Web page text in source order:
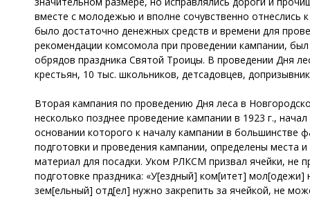
вместе с молодежью и вполне сочувственно отнеслись
было достаточно денежных средств и времени для
рекомендации комсомола при проведении кампании,
обрядов праздника Святой Троицы. В проведении Дня
крестьян, 10 тыс. школьников, детсадовцев,
Вторая кампания по проведению Дня леса в
несколько позднее проведение кампании в 1923 г.,
основании которого к началу кампании в большинстве
подготовки и проведения кампании, определены места
материал для посадки. Уком РЛКСМ призвал ячейки, не
подготовке праздника: «У[ездный] ком[итет] мол[одежи]
зем[ельный] отд[ел] нужно закрепить за ячейкой, не